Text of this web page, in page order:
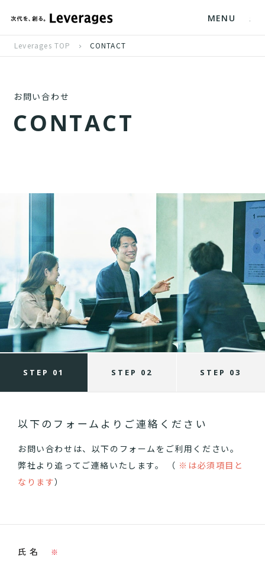
MENU
Leverages TOP CONTACT
お問い合わせ
CONTACT
STEP 01 STEP 02 STEP 03
以下のフォームよりご連絡ください
お問い合わせは、以下のフォームをご利用ください。
弊社より追ってご連絡いたします。 （ ※は必須項目と
なります）
氏名 ※